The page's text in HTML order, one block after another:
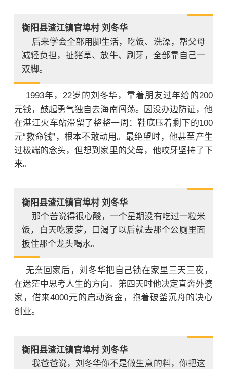
衡阳县渣江镇官埠村 刘冬华
后来学会全部用脚生活，吃饭、洗澡，帮父母
减轻负担，扯猪草、放牛、刷牙，全部靠自己一
双脚。
1993年，22岁的刘冬华，靠着朋友过年给的200
元钱，鼓起勇气独自去海南闯荡。因没办边防证，他
在湛江火车站滞留了整整一周：鞋底压着剩下的100
元“救命钱”，根本不敢动用。最绝望时，他甚至产生
过极端的念头，但想到家里的父母，他咬牙坚持了下
来。
衡阳县渣江镇官埠村 刘冬华
那个苦说得很心酸，一个星期没有吃过一粒米
饭，白天吃菠萝，口渴了以后就去那个公厕里面
扳住那个龙头喝水。
无奈回家后，刘冬华把自己锁在家里三天三夜，
在迷茫中思考人生的方向。第四天时他决定直奔外婆
家，借来4000元的启动资金，抱着破釜沉舟的决心
创业。
衡阳县渣江镇官埠村 刘冬华
我爸爸说，刘冬华你不是做生意的料，你把这